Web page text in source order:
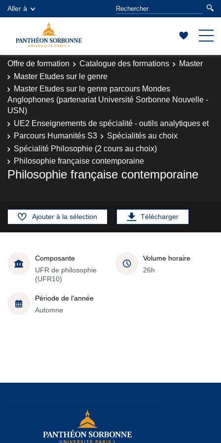
Aller à
Offre de formation Catalogue des formations
Master
Master Etudes sur le genre
Master Etudes sur le genre parcours Mondes
Anglophones (partenariat Université Sorbonne Nouvelle -
USN)
UE2 Enseignements de spécialité - outils analytiques et
Parcours Humanités S3
Spécialités au choix
Spécialité Philosophie (2 cours au choix)
Philosophie française contemporaine
Philosophie française contemporaine
Ajouter à la sélection Télécharger
Composante
UFR de philosophie
(UFR10)
Volume horaire
26h
Période de l'année
Automne